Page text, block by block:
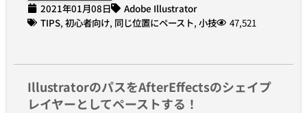
2021年01月08日
Adobe Illustrator
TIPS, 初心者向け, 同じ位置にペースト, 小技 47,521
IllustratorのパスをAfterEffectsのシェイプ
レイヤーとしてペーストする！